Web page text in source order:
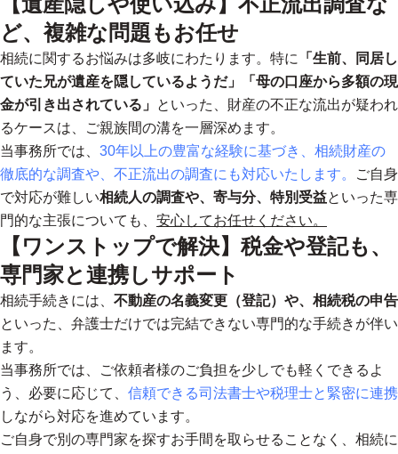
ど、複雑な問題もお任せ
相続に関するお悩みは多岐にわたります。特に
「生前、同居し
ていた兄が遺産を隠しているようだ」「母の口座から多額の現
金が引き出されている」 といった、財産の不正な流出が疑われ
るケースは、ご親族間の溝を一層深めます。
当事務所では、 30年以上の豊富な経験に基づき、相続財産の
徹底的な調査や、不正流出の調査にも対応いたします。
ご自身
で対応が難しい相続人の調査や、寄与分、特別受益といった専
門的な主張についても、 安心してお任せください。
【ワンストップで解決】税金や登記も、
専門家と連携しサポート
相続手続きには、 不動産の名義変更（登記）や、相続税の申告
といった、弁護士だけでは完結できない専門的な手続きが伴い
ます。
当事務所では、ご依頼者様のご負担を少しでも軽くできるよ
う、必要に応じて、 信頼できる司法書士や税理士と緊密に連携
しながら対応を進めています。
ご自身で別の専門家を探すお手間を取らせることなく、 相続に